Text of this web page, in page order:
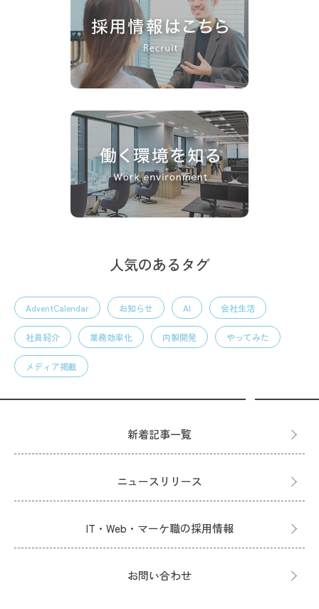
人気のあるタグ
AdventCalendar お知らせ AI 会社生活
社員紹介 業務効率化 内製開発 やってみた
メディア掲載
新着記事一覧
ニュースリリース
IT・Web・マーケ職の採用情報
お問い合わせ